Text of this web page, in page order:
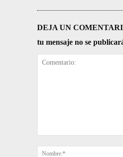
DEJA UN
tu mensaje no se